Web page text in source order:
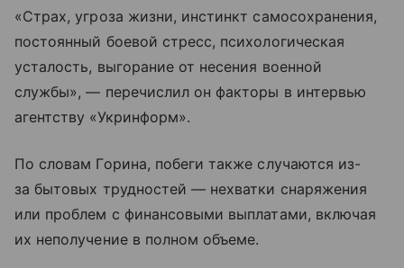
«Страх, угроза жизни, инстинкт самосохранения,
постоянный боевой стресс, психологическая
усталость, выгорание от несения военной
службы», — перечислил он факторы в интервью
агентству «Укринформ».
По словам Горина, побеги также случаются из-
за бытовых трудностей — нехватки снаряжения
или проблем с финансовыми выплатами, включая
их неполучение в полном объеме.